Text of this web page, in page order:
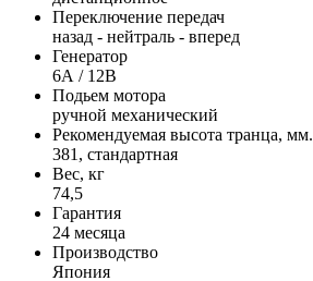
Переключение передач
назад - нейтраль - вперед
Генератор
6А / 12В
Подьем мотора
ручной механический
Рекомендуемая высота транца, мм.
381, стандартная
Вес, кг
74,5
Гарантия
24 месяца
Производство
Япония